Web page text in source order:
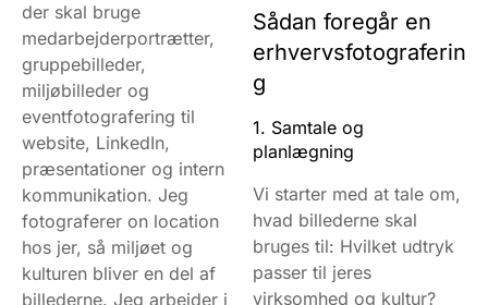
der skal bruge
medarbejderportrætter,
gruppebilleder,
miljøbilleder og
eventfotografering til
website, LinkedIn,
præsentationer og intern
kommunikation. Jeg
fotograferer on location
hos jer, så miljøet og
kulturen bliver en del af
billederne. Jeg arbejder i
Sådan foregår en
erhvervsfotograferin
g
1. Samtale og
planlægning
Vi starter med at tale om,
hvad billederne skal
bruges til: Hvilket udtryk
passer til jeres
virksomhed og kultur?